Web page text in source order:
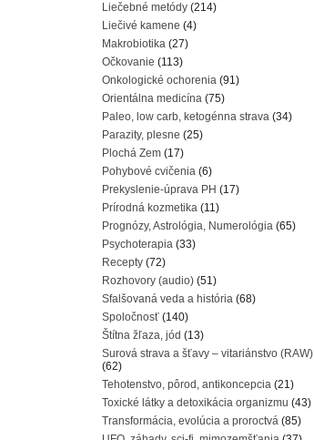
Liečebné metódy (214)
Liečivé kamene (4)
Makrobiotika (27)
Očkovanie (113)
Onkologické ochorenia (91)
Orientálna medicína (75)
Paleo, low carb, ketogénna strava (34)
Parazity, plesne (25)
Plochá Zem (17)
Pohybové cvičenia (6)
Prekyslenie-úprava PH (17)
Prírodná kozmetika (11)
Prognózy, Astrológia, Numerológia (65)
Psychoterapia (33)
Recepty (72)
Rozhovory (audio) (51)
Sfalšovaná veda a história (68)
Spoločnosť (140)
Štítna žľaza, jód (13)
Surová strava a šťavy – vitariánstvo (RAW)
(62)
Tehotenstvo, pôrod, antikoncepcia (21)
Toxické látky a detoxikácia organizmu (43)
Transformácia, evolúcia a proroctvá (85)